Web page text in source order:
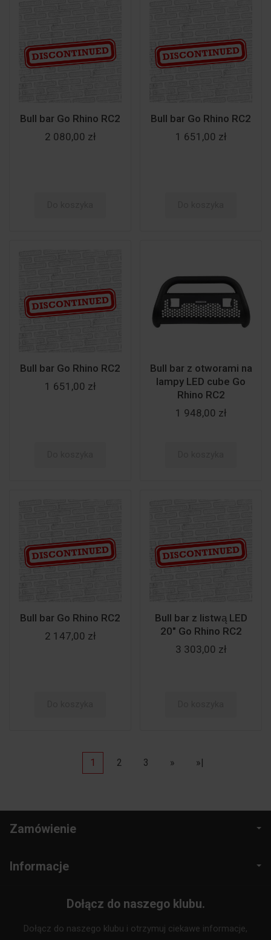
Bull bar Go Rhino RC2
2 080,00 zł
Bull bar Go Rhino RC2
1 651,00 zł
Bull bar Go Rhino RC2
1 651,00 zł
Bull bar z otworami na
lampy LED cube Go
Rhino RC2
1 948,00 zł
Bull bar Go Rhino RC2
2 147,00 zł
Bull bar z listwą LED
20" Go Rhino RC2
3 303,00 zł
1 2 3 » »|
Zamówienie
Informacje
Dołącz do naszego klubu.
Dołącz do naszego klubu i otrzymuj ciekawe informacje,